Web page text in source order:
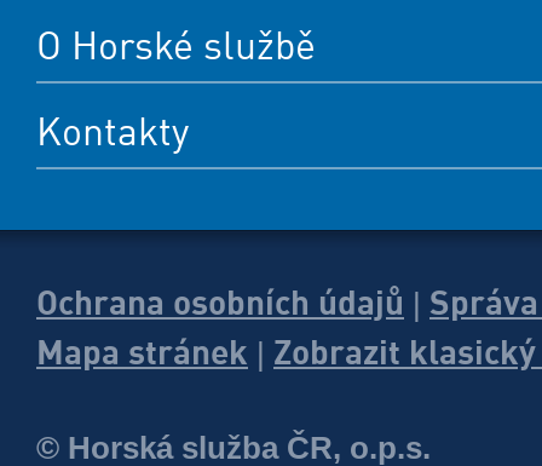
O Horské službě
Kontakty
Ochrana osobních údajů
Mapa stránek
Zobrazit
© Horská služba ČR, o.p.s.